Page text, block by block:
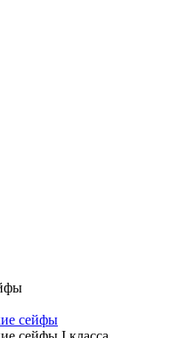
сейфы